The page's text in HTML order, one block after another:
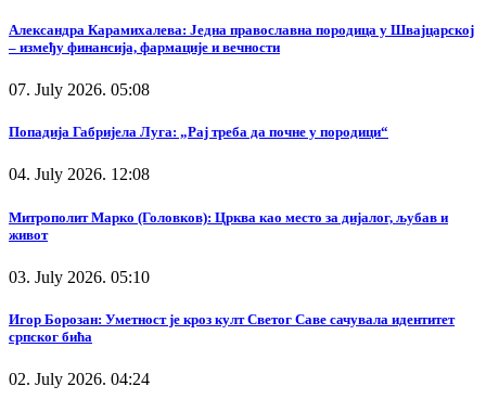
Александра Карамихалева: Једна православна породица у Швајцарској
– између финансија, фармације и вечности
07. July 2026. 05:08
Попадија Габријела Луга: „Рај треба да почне у породици“
04. July 2026. 12:08
Митрополит Марко (Головков): Црква као место за дијалог, љубав и
живот
03. July 2026. 05:10
Игор Борозан: Уметност је кроз култ Светог Саве сачувала идентитет
српског бића
02. July 2026. 04:24